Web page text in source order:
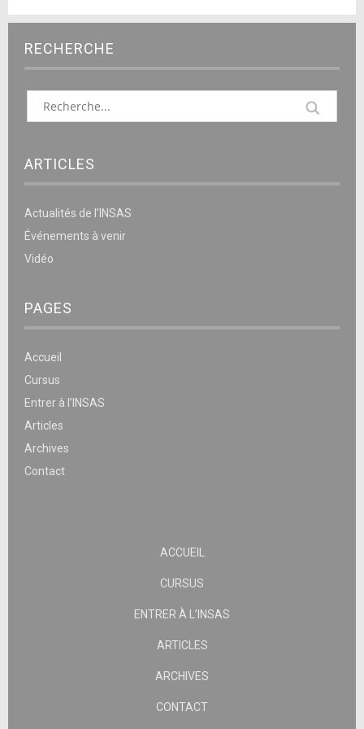
RECHERCHE
ARTICLES
Actualités de l’INSAS
Événements à venir
Vidéo
PAGES
Accueil
Cursus
Entrer à l’INSAS
Articles
Archives
Contact
ACCUEIL
CURSUS
ENTRER À L’INSAS
ARTICLES
ARCHIVES
CONTACT